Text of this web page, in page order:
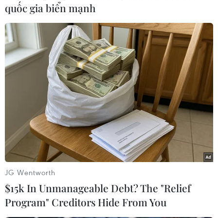
Trước một đoàn chiến binh như vậy, thì mọi dự
đoán cũng chỉ là dự đoán. Atletico đến với cuộc
hẹn ở Lisbon sau một mùa bóng có số điểm xuất
sắc. Danh hiệu Liga đem lại cho họ niềm tin và
sức mạnh.Real Madrid ở một trạng thái khác, lo
lắng về một mùa bóng thảm hại nữa. Nếu đội
bóng hoàng gia thua trân, đây sẽ là một sự thất
vọng tràn trề, làm chiếc Cúp Nhà vua vừa giành
được hầu như trở lên vô nghĩa. Cristiano
Ronaldo và các cầu thủ khác đang gánh một
trách nhiệm nặng nề, bởi một bàn thắng có thể
đưa Madrid tới vinh quang, còn một bàn thua sẽ
đưa tất cả xuống địa ngục
Áp lực cho Real Madrid rõ ràng là lớn hơn. Chủ
tịch Florentino Perez chắc chắc đã mất ăn, mất
quốc gia biển mạnh
JG Wentworth
$15k In Unmanageable Debt? The "Relief
Program" Creditors Hide From You